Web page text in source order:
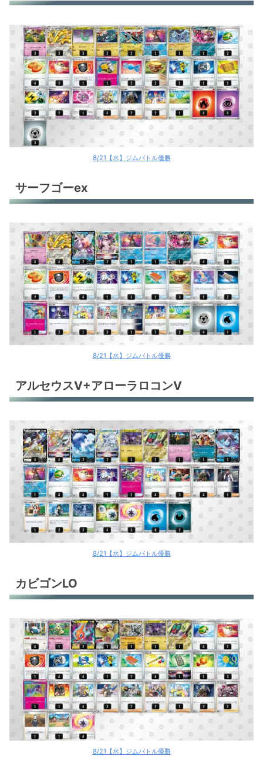
8/21【水】ジムバトル優勝
サーフゴーex
8/21【水】ジムバトル優勝
アルセウスV+アローラロコンV
8/21【水】ジムバトル優勝
カビゴンLO
8/21【水】ジムバトル優勝